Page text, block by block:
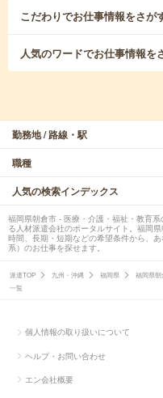
こだわりでお仕事情報をさが
人気のワードでお仕事情報を
勤務地 / 路線・駅
職種
人気の検索インデックス
福岡県朝倉市 - 医療・介護・福祉・教育
る人材派遣会社のポータルサイト。福岡
時間、長期・短期などの希望条件から、
系）のお仕事を探せます。
派遣TOP 九州・沖縄 福岡県 福岡県朝
一覧
個人情報の取り扱いについて
ヘルプ・お問い合わせ
エン会社概要